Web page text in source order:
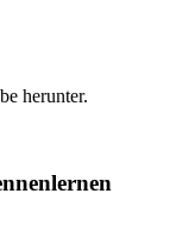
herunter.